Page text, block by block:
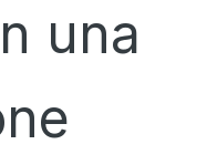
una